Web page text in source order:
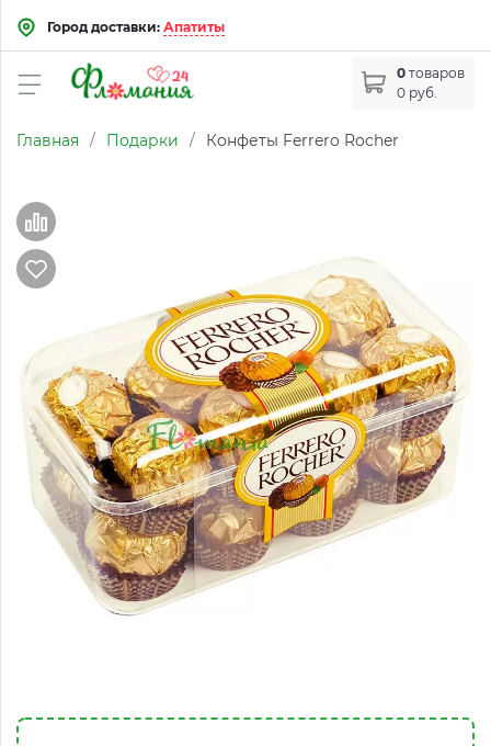
Город доставки: Апатиты
0 товаров
0 руб.
Главная / Подарки / Конфеты Ferrero Rocher